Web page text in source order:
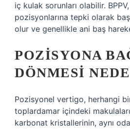
iç kulak sorunları olabilir.
pozisyonlarına tepki olarak
olur ve genellikle ani baş
POZISYONA
DÖNMESI
Pozisyonel vertigo, herhangi
toplardamar içindeki
karbonat kristallerinin, aynı